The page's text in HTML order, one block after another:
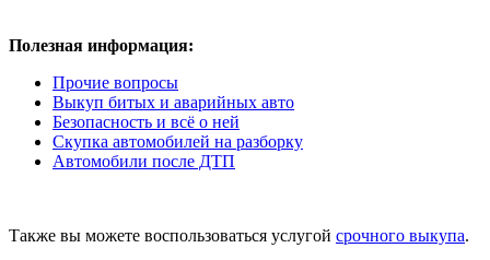
Полезная информация:
Прочие вопросы
Выкуп битых и аварийных авто
Безопасность и всё о ней
Скупка автомобилей на разборку
Автомобили после ДТП
Также вы можете воспользоваться услугой срочного выкупа.